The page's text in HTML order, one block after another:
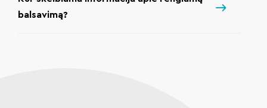
balsavimą?